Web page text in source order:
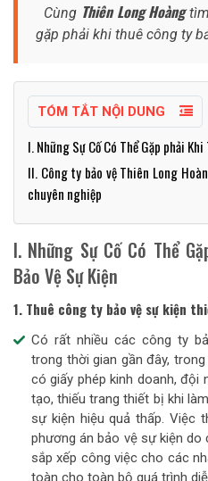
Cùng Thiên Long Hoàng
gặp phải khi thuê công ty
TÓM TẮT NỘI DUNG
I. Những Sự Cố Có Thể Gặp phải
II. Công ty bảo vệ Thiên Long
chuyên nghiệp
I. Những Sự Cố Có Thể
Bảo Vệ Sự Kiện
1. Thuê công ty bảo vệ sự kiện
Có rất nhiều các công ty
trong thời gian gần đây,
có giấy phép kinh doanh, đội
tạo, thiếu trang thiết bị khi
sự kiện hiệu quả thấp. Việc
phương án bảo vệ sự kiện
sắp xếp công việc cho các
toàn cho toàn bộ quá trình